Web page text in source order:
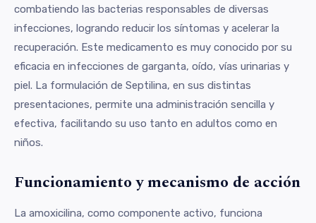
combatiendo las bacterias responsables de diversas
infecciones, logrando reducir los síntomas y acelerar la
recuperación. Este medicamento es muy conocido por su
eficacia en infecciones de garganta, oído, vías urinarias y
piel. La formulación de Septilina, en sus distintas
presentaciones, permite una administración sencilla y
efectiva, facilitando su uso tanto en adultos como en
niños.
Funcionamiento y mecanismo de acción
La amoxicilina, como componente activo, funciona